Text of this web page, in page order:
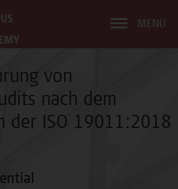
MENÜ
von
nach dem
der ISO 19011:2018